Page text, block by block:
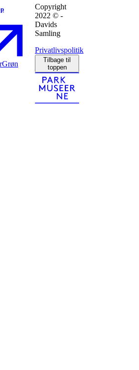
Grøn
Copyright
2022 © -
Davids
Samling
Privatlivspolitik
Tilbage til
toppen